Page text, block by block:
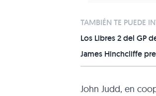
TAMBIÉN TE PUEDE
Los Libres 2 del GP
James Hinchcliffe
John Judd, en